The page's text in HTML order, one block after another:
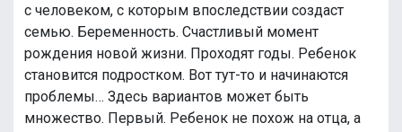
с человеком, с которым впоследствии создаст
семью. Беременность. Счастливый момент
рождения новой жизни. Проходят годы. Ребенок
становится подростком. Вот тут-то и начинаются
проблемы… Здесь вариантов может быть
множество. Первый. Ребенок не похож на отца, а